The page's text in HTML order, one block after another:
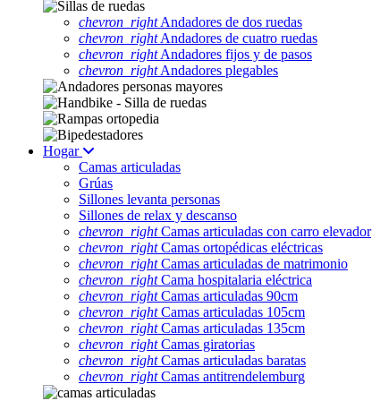
chevron_rightAndadores de dos ruedas
chevron_rightAndadores de cuatro ruedas
chevron_rightAndadores fijos y de pasos
chevron_rightAndadores plegables
Hogar
Camas articuladas
Grúas
Sillones levanta personas
Sillones de relax y descanso
chevron_rightCamas articuladas con carro elevador
chevron_rightCamas ortopédicas eléctricas
chevron_rightCamas articuladas de matrimonio
chevron_rightCama hospitalaria eléctrica
chevron_rightCamas articuladas 90cm
chevron_rightCamas articuladas 105cm
chevron_rightCamas articuladas 135cm
chevron_rightCamas giratorias
chevron_rightCamas articuladas baratas
chevron_rightCamas antitrendelemburg